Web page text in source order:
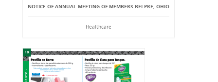
NOTICE OF ANNUAL MEETING OF MEMBERS BELPRE, OHIO
Healthcare